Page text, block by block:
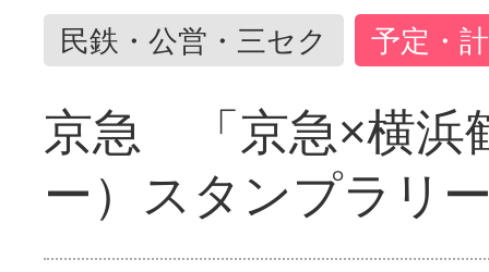
民鉄・公営・三セク 予定・
京急 「京急×横浜
ー）スタンプラリ